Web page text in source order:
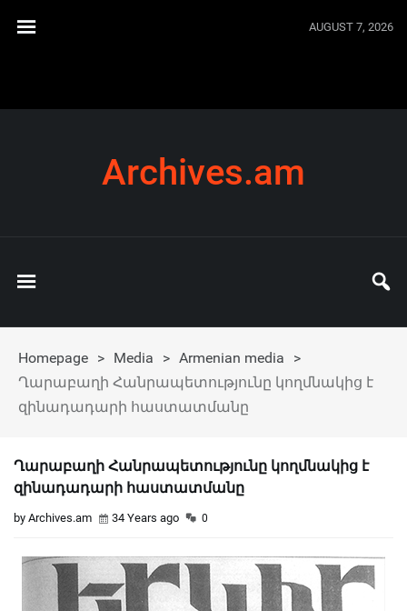
AUGUST 7, 2026
Archives.am
Homepage > Media > Armenian media
>
Ղարաբաղի Հանրապետությունը կողմնակից է
զինադադարի հաստատմանը
Ղարաբաղի Հանրապետությունը կողմնակից է
զինադադարի հաստատմանը
by Archives.am 34 Years ago 0